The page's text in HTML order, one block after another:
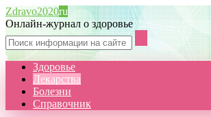
Zdravo2020ru
Онлайн-журнал о здоровье
Здоровье
Лекарства
Болезни
Справочник